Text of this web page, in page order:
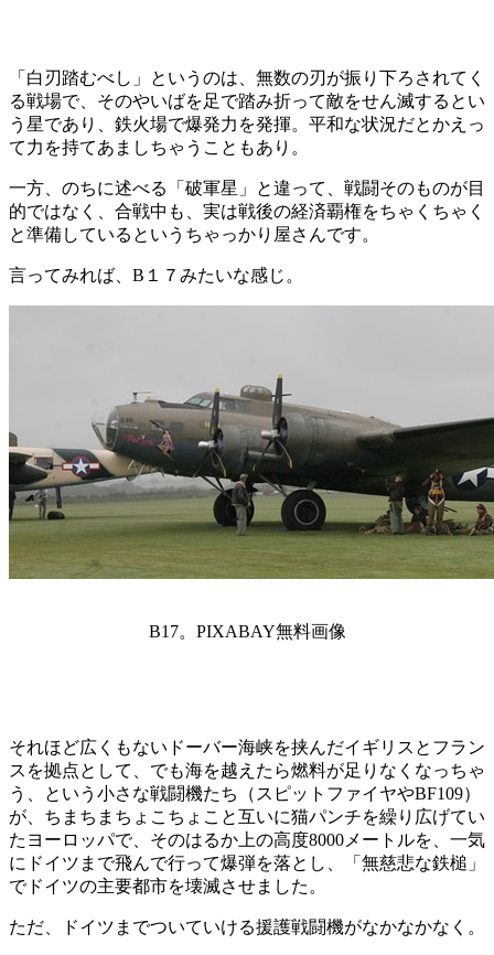
「白刃踏むべし」というのは、無数の刃が振り下ろされてく
る戦場で、そのやいばを足で踏み折って敵をせん滅するとい
う星であり、鉄火場で爆発力を発揮。平和な状況だとかえっ
て力を持てあましちゃうこともあり。
一方、のちに述べる「破軍星」と違って、戦闘そのものが目
的ではなく、合戦中も、実は戦後の経済覇権をちゃくちゃく
と準備しているというちゃっかり屋さんです。
言ってみれば、B１７みたいな感じ。
B17。PIXABAY無料画像
それほど広くもないドーバー海峡を挟んだイギリスとフラン
スを拠点として、でも海を越えたら燃料が足りなくなっちゃ
う、という小さな戦闘機たち（スピットファイヤやBF109）
が、ちまちまちょこちょこと互いに猫パンチを繰り広げてい
たヨーロッパで、そのはるか上の高度8000メートルを、一気
にドイツまで飛んで行って爆弾を落とし、「無慈悲な鉄槌」
でドイツの主要都市を壊滅させました。
ただ、ドイツまでついていける援護戦闘機がなかなかなく。